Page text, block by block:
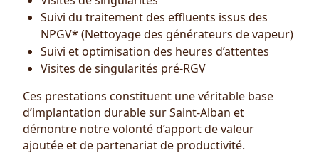
Suivi du traitement des effluents issus des
NPGV* (Nettoyage des générateurs de vapeur)
Suivi et optimisation des heures d’attentes
Visites de singularités pré-RGV
Ces prestations constituent une véritable base
d’implantation durable sur Saint-Alban et
démontre notre volonté d’apport de valeur
ajoutée et de partenariat de productivité.